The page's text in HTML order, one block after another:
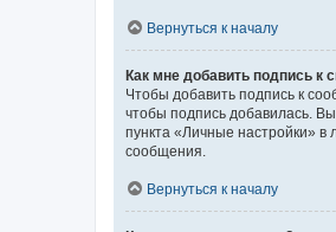
Вернуться к началу
Как мне добавить подпись к
Чтобы добавить подпись к
чтобы подпись добавилась.
пункта «Личные настройки»
сообщения.
Вернуться к началу